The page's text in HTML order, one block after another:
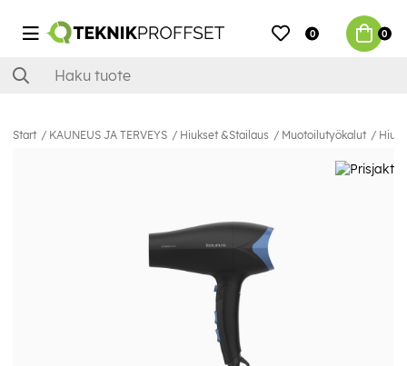
0 0
Start KAUNEUS JA TERVEYS Hiukset &Stailaus Muotoilutyökalut